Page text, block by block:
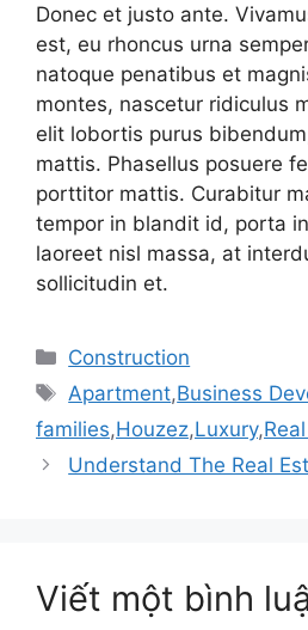
Donec et justo ante.
est, eu rhoncus urna
natoque penatibus et
montes, nascetur ridiculus
elit lobortis purus
mattis. Phasellus posuere
porttitor mattis. Curabitur
tempor in blandit id, porta
laoreet nisl massa, at
sollicitudin et.
Danh
mục
Construction
Thẻ
Apartment,Business
families,Houzez,Luxury,
Understand The Real
Viết một bình